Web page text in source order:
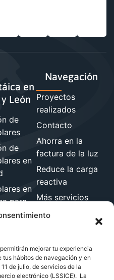
mejorar tu experiencia
tus hábitos de navegación y en
de julio, de servicios de la
electrónico (LSSICE). La
en
León
de
de
en
en
para
Navegación
Proyectos
realizados
Contacto
Ahorra en la
factura de la luz
Reduce la carga
reactiva
Más servicios
energéticos
Blog de energía y